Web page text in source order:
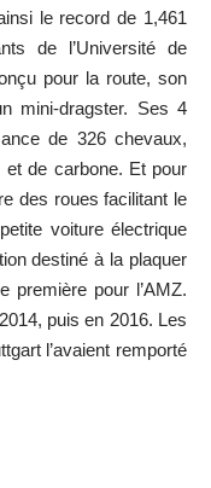
le record de 1,461
de l’Université de
pour la route, son
mini-dragster. Ses 4
de 326 chevaux,
et de carbone. Et pour
des roues facilitant le
voiture électrique
destiné à la plaquer
première pour l’AMZ.
puis en 2016. Les
l’avaient remporté